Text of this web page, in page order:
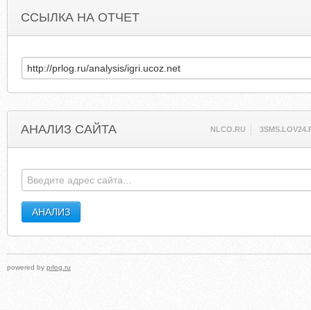
ССЫЛКА НА ОТЧЕТ
АНАЛИЗ САЙТА NLCO.RU
powered by prlog.ru